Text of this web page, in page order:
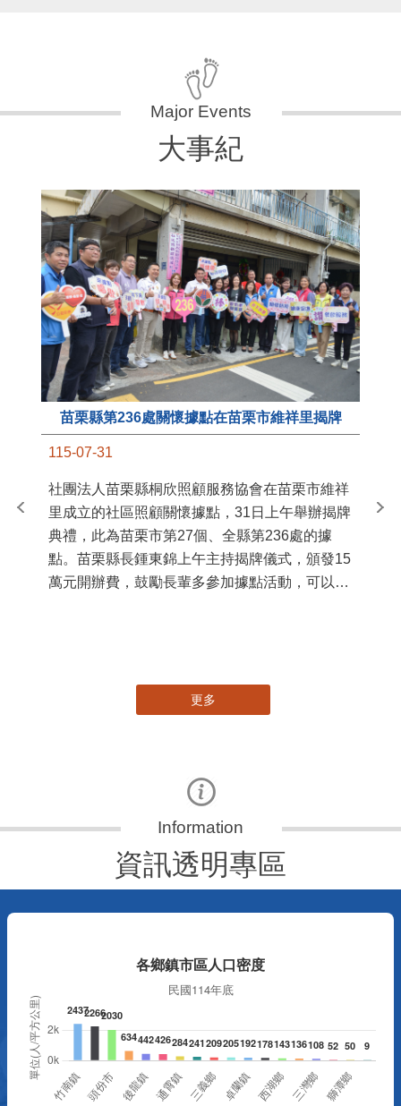
大事紀
苗栗縣第236處關懷據點在苗栗市維祥里揭牌
115-07-31
社團法人苗栗縣桐欣照顧服務協會在苗栗市維祥
里成立的社區照顧關懷據點，31日上午舉辦揭牌
典禮，此為苗栗市第27個、全縣第236處的據
點。苗栗縣長鍾東錦上午主持揭牌儀式，頒發15
萬元開辦費，鼓勵長輩多參加據點活動，可以更
苗
更多
資訊透明專區